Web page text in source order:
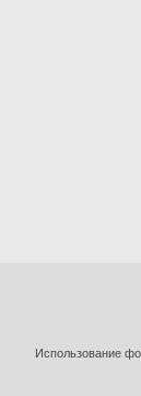
Использование